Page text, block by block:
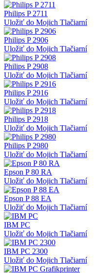
Philips P 2711
Uložiť do Mojich Tlačiarní
Philips P 2906
Uložiť do Mojich Tlačiarní
Philips P 2908
Uložiť do Mojich Tlačiarní
Philips P 2916
Uložiť do Mojich Tlačiarní
Philips P 2918
Uložiť do Mojich Tlačiarní
Philips P 2980
Uložiť do Mojich Tlačiarní
Epson P 80 RA
Uložiť do Mojich Tlačiarní
Epson P 88 EA
Uložiť do Mojich Tlačiarní
IBM PC
Uložiť do Mojich Tlačiarní
IBM PC 2300
Uložiť do Mojich Tlačiarní